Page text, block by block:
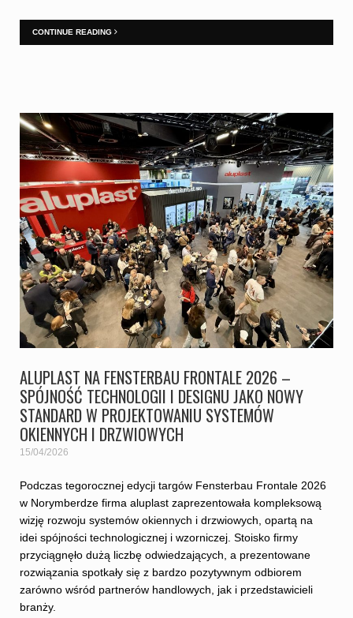
CONTINUE READING
ALUPLAST NA FENSTERBAU FRONTALE 2026 –
SPÓJNOŚĆ TECHNOLOGII I DESIGNU JAKO NOWY
STANDARD W PROJEKTOWANIU SYSTEMÓW
OKIENNYCH I DRZWIOWYCH
15/04/2026
Podczas tegorocznej edycji targów Fensterbau Frontale 2026
w Norymberdze firma aluplast zaprezentowała kompleksową
wizję rozwoju systemów okiennych i drzwiowych, opartą na
idei spójności technologicznej i wzorniczej. Stoisko firmy
przyciągnęło dużą liczbę odwiedzających, a prezentowane
rozwiązania spotkały się z bardzo pozytywnym odbiorem
zarówno wśród partnerów handlowych, jak i przedstawicieli
branży.